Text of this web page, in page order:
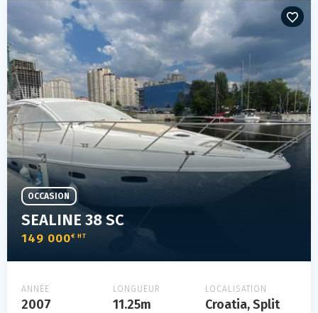
SEALINE 38 SC
149 000€ HT
OCCASION
ANNÉE
2007
LONGUEUR
11.25m
LOCALISATION
Croatia, Split